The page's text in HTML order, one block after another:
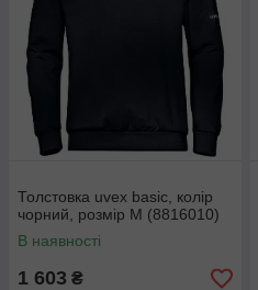
Толстовка uvex basic, колір
чорний, розмір М (8816010)
В наявності
1 603 ₴